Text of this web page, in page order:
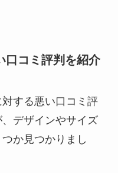
口コミ評判を紹介
する悪い口コミ評
デザインやサイズ
か見つかりまし